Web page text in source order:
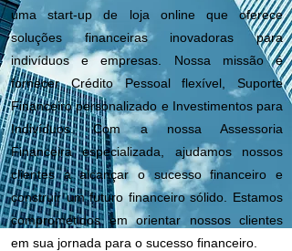
uma start-up de loja online que oferece
soluções financeiras inovadoras para
indivíduos e empresas. Nossa missão é
fornecer Crédito Pessoal flexível, Suporte
Financeiro personalizado e Investimentos para
Indivíduos. Com a nossa Assessoria
Financeira especializada, ajudamos nossos
clientes a alcançar o sucesso financeiro e
construir um futuro financeiro sólido. Estamos
comprometidos em orientar nossos clientes
em sua jornada para o sucesso financeiro.